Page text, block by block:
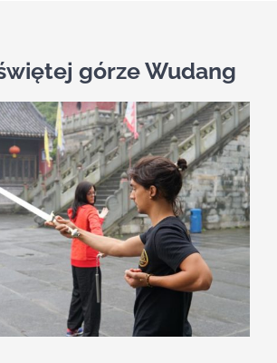
górze Wudang